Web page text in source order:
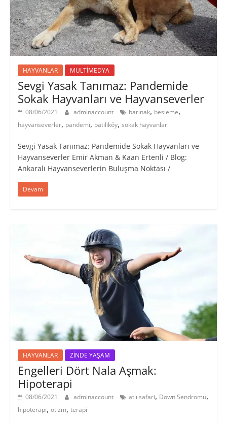
HAYVANLAR MULTİMEDYA
Sevgi Yasak Tanımaz: Pandemide
Sokak Hayvanları ve Hayvanseverler
08/06/2021 adminaccount barınak, besleme,
hayvanseverler, pandemi, patiliköy, sokak hayvanları
Sevgi Yasak Tanımaz: Pandemide Sokak Hayvanları ve
Hayvanseverler Emir Akman & Kaan Ertenli / Blog:
Ankaralı Hayvanseverlerin Buluşma Noktası /
Devam
HAYVANLAR ZİNDE YAŞAM
Engelleri Dört Nala Aşmak:
Hipoterapi
08/06/2021 adminaccount atlı safari, Down Sendromu,
hipoterapi, otizm, terapi